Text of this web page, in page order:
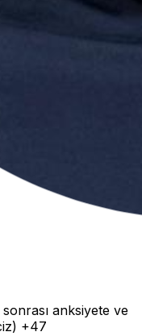
anksiyete ve
+47